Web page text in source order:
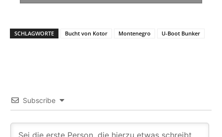
SCHLAGWORTE Bucht von Kotor Montenegro U-Boot Bunker
Subscribe